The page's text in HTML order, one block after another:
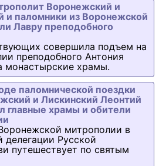
Воронежский и
и паломники из Воронежской
Лавру преподобного
совершила подъем на
преподобного Антония
монастырские храмы.
паломнической поездки
и Лискинский Леонтий
главные храмы и обители
митрополии в
Русской
путешествует по святым